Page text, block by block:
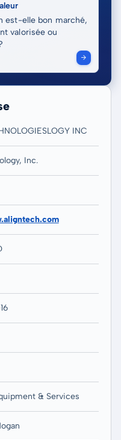
est-elle bon marché,
valorisée ou
INC
Inc.
& Services